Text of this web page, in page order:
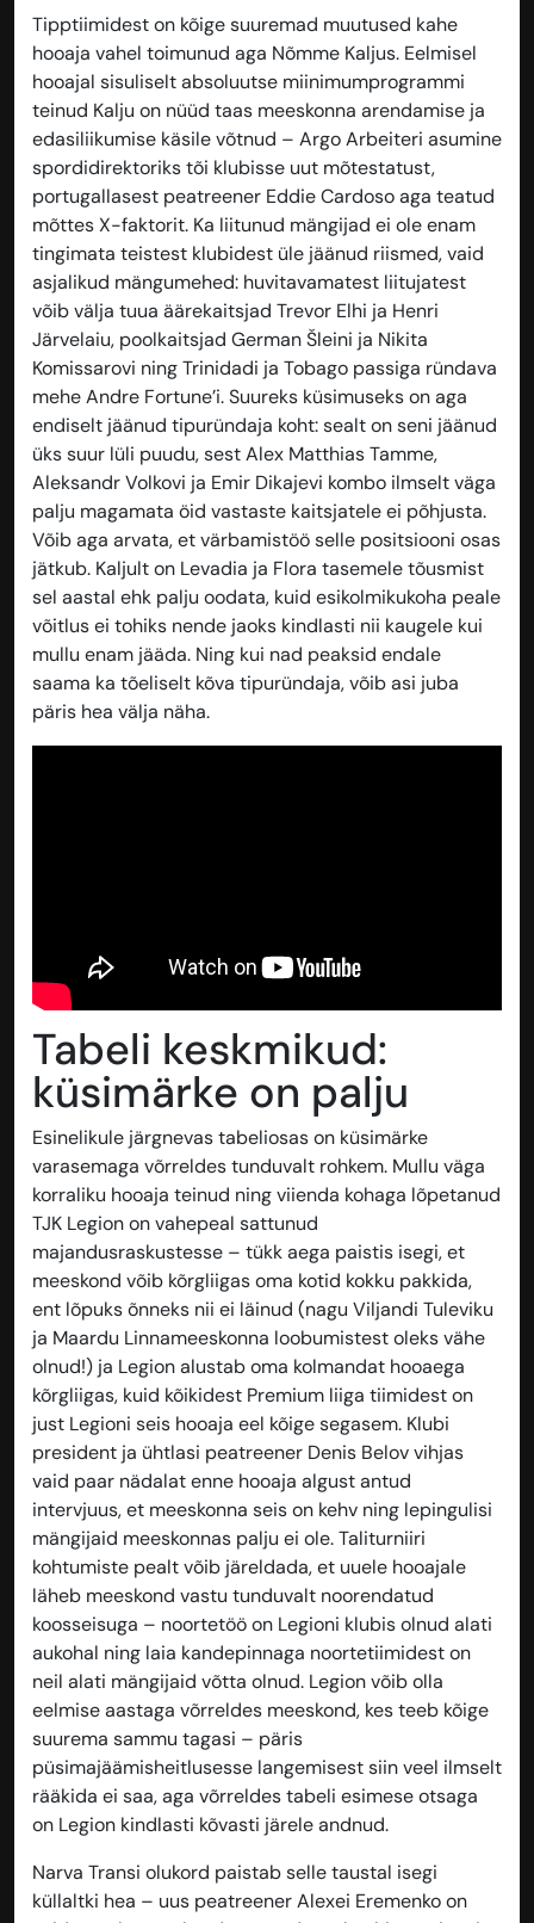
Tipptiimidest on kõige suuremad muutused kahe
hooaja vahel toimunud aga Nõmme Kaljus. Eelmisel
hooajal sisuliselt absoluutse miinimumprogrammi
teinud Kalju on nüüd taas meeskonna arendamise ja
edasiliikumise käsile võtnud – Argo Arbeiteri asumine
spordidirektoriks tõi klubisse uut mõtestatust,
portugallasest peatreener Eddie Cardoso aga teatud
mõttes X-faktorit. Ka liitunud mängijad ei ole enam
tingimata teistest klubidest üle jäänud riismed, vaid
asjalikud mängumehed: huvitavamatest liitujatest
võib välja tuua äärekaitsjad Trevor Elhi ja Henri
Järvelaiu, poolkaitsjad German Šleini ja Nikita
Komissarovi ning Trinidadi ja Tobago passiga ründava
mehe Andre Fortune’i. Suureks küsimuseks on aga
endiselt jäänud tipuründaja koht: sealt on seni jäänud
üks suur lüli puudu, sest Alex Matthias Tamme,
Aleksandr Volkovi ja Emir Dikajevi kombo ilmselt väga
palju magamata öid vastaste kaitsjatele ei põhjusta.
Võib aga arvata, et värbamistöö selle positsiooni osas
jätkub. Kaljult on Levadia ja Flora tasemele tõusmist
sel aastal ehk palju oodata, kuid esikolmikukoha peale
võitlus ei tohiks nende jaoks kindlasti nii kaugele kui
mullu enam jääda. Ning kui nad peaksid endale
saama ka tõeliselt kõva tipuründaja, võib asi juba
päris hea välja näha.
Tabeli keskmikud:
küsimärke on palju
Esinelikule järgnevas tabeliosas on küsimärke
varasemaga võrreldes tunduvalt rohkem. Mullu väga
korraliku hooaja teinud ning viienda kohaga lõpetanud
TJK Legion on vahepeal sattunud
majandusraskustesse – tükk aega paistis isegi, et
meeskond võib kõrgliigas oma kotid kokku pakkida,
ent lõpuks õnneks nii ei läinud (nagu Viljandi Tuleviku
ja Maardu Linnameeskonna loobumistest oleks vähe
olnud!) ja Legion alustab oma kolmandat hooaega
kõrgliigas, kuid kõikidest Premium liiga tiimidest on
just Legioni seis hooaja eel kõige segasem. Klubi
president ja ühtlasi peatreener Denis Belov vihjas
vaid paar nädalat enne hooaja algust antud
intervjuus, et meeskonna seis on kehv ning lepingulisi
mängijaid meeskonnas palju ei ole. Taliturniiri
kohtumiste pealt võib järeldada, et uuele hooajale
läheb meeskond vastu tunduvalt noorendatud
koosseisuga – noortetöö on Legioni klubis olnud alati
aukohal ning laia kandepinnaga noortetiimidest on
neil alati mängijaid võtta olnud. Legion võib olla
eelmise aastaga võrreldes meeskond, kes teeb kõige
suurema sammu tagasi – päris
püsimajäämisheitlusesse langemisest siin veel ilmselt
rääkida ei saa, aga võrreldes tabeli esimese otsaga
on Legion kindlasti kõvasti järele andnud.
Narva Transi olukord paistab selle taustal isegi
küllaltki hea – uus peatreener Alexei Eremenko on